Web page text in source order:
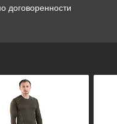
договоренности